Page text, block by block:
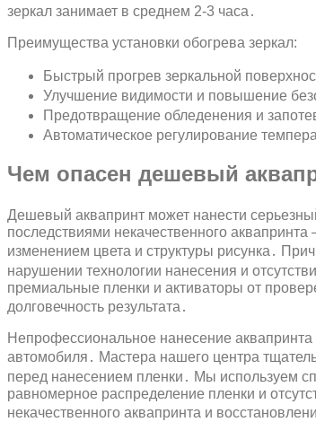
зеркал занимает в среднем 2-3 часа․
Преимущества установки обогрева зеркал:
Быстрый прогрев зеркальной
Улучшение видимости и повышение
Предотвращение обледенения и
Автоматическое регулирование
Чем опасен дешевый
Дешевый аквапринт может нанести
последствиями некачественного
изменением цвета и структуры рисунка․
нарушении технологии нанесения и
премиальные пленки и активаторы от
долговечность результата․
Непрофессиональное нанесение
автомобиля․ Мастера нашего центра
перед нанесением пленки․ Мы используем
равномерное распределение пленки и
некачественного аквапринта и